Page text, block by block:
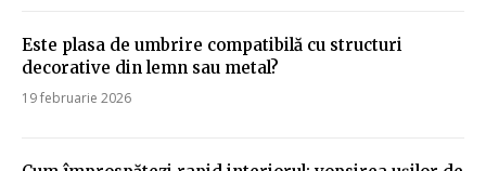
Este plasa de umbrire compatibilă cu structuri
decorative din lemn sau metal?
19 februarie 2026